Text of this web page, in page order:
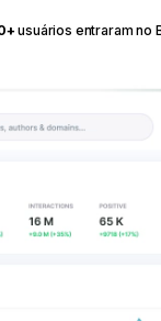
usuários entraram no